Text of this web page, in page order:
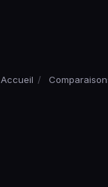
Accueil /